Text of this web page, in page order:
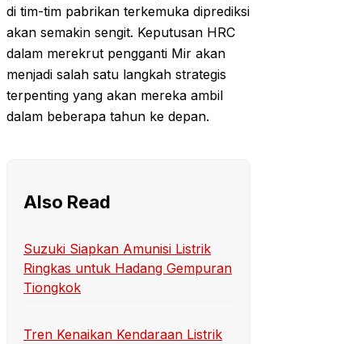
di tim-tim pabrikan terkemuka diprediksi
akan semakin sengit. Keputusan HRC
dalam merekrut pengganti Mir akan
menjadi salah satu langkah strategis
terpenting yang akan mereka ambil
dalam beberapa tahun ke depan.
Also Read
Suzuki Siapkan Amunisi Listrik
Ringkas untuk Hadang Gempuran
Tiongkok
Tren Kenaikan Kendaraan Listrik